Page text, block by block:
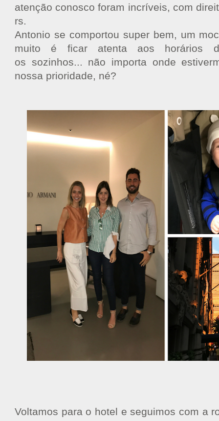
atenção conosco foram incríveis, com
rs.
Antonio se comportou super bem, um
muito é ficar atenta aos horários
os sozinhos... não importa onde
nossa prioridade, né?
Voltamos para o hotel e seguimos com a